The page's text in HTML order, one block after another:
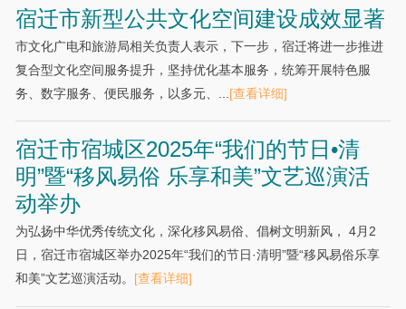
宿迁市新型公共文化空间建设成效显著
市文化广电和旅游局相关负责人表示，下一步，宿迁将进一步推进
复合型文化空间服务提升，坚持优化基本服务，统筹开展特色服
务、数字服务、便民服务，以多元、... [查看详细]
宿迁市宿城区2025年“我们的节日•清
明”暨“移风易俗 乐享和美”文艺巡演活
动举办
为弘扬中华优秀传统文化，深化移风易俗、倡树文明新风， 4月2
日，宿迁市宿城区举办2025年“我们的节日·清明”暨“移风易俗乐享
和美”文艺巡演活动。 [查看详细]